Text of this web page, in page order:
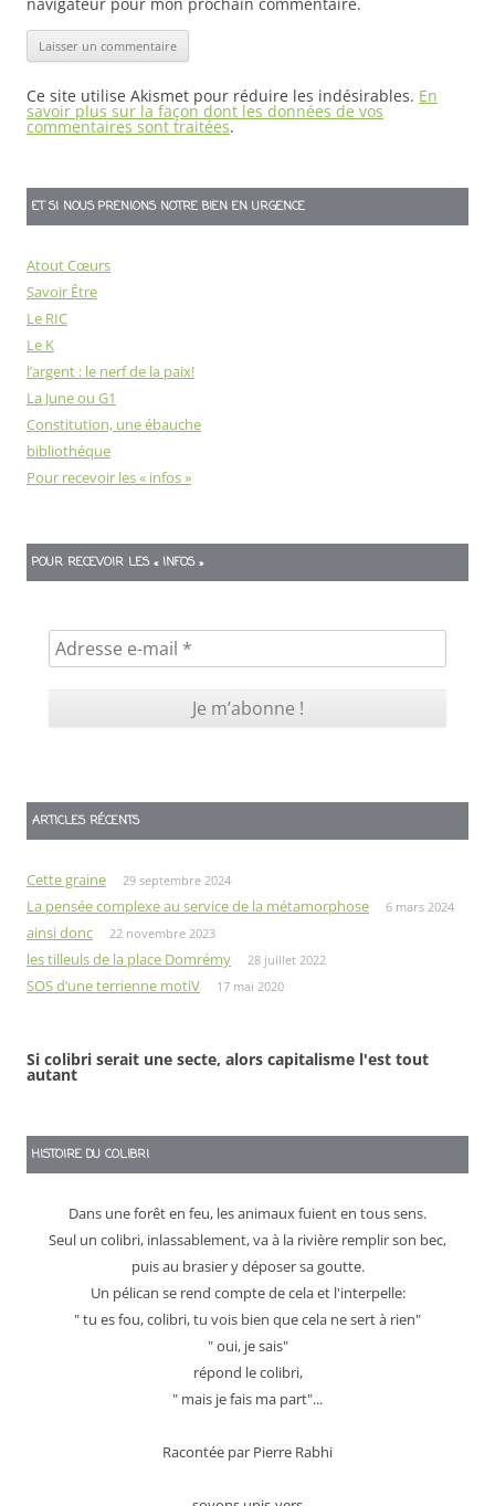
Ce site utilise Akismet pour réduire les indésirables. En
savoir plus sur la façon dont les données de vos
commentaires sont traitées.
ET SI NOUS PRENIONS NOTRE BIEN EN URGENCE
Atout Cœurs
Savoir Être
Le RIC
Le K
l’argent : le nerf de la paix!
La June ou G1
Constitution, une ébauche
bibliothéque
Pour recevoir les « infos »
POUR RECEVOIR LES « INFOS »
ARTICLES RÉCENTS
Cette graine 29 septembre 2024
La pensée complexe au service de la métamorphose 6 mars 2024
ainsi donc 22 novembre 2023
les tilleuls de la place Domrémy 28 juillet 2022
SOS d’une terrienne motiV 17 mai 2020
Si colibri serait une secte, alors capitalisme l'est tout
autant
HISTOIRE DU COLIBRI
Dans une forêt en feu, les animaux fuient en tous sens.
Seul un colibri, inlassablement, va à la rivière remplir son bec,
puis au brasier y déposer sa goutte.
Un pélican se rend compte de cela et l'interpelle:
" tu es fou, colibri, tu vois bien que cela ne sert à rien"
" oui, je sais"
répond le colibri,
" mais je fais ma part"...
Racontée par Pierre Rabhi